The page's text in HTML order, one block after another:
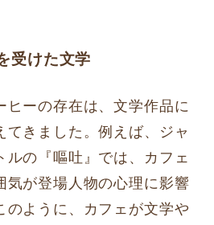
受けた文学
ヒーの存在は、文学作品に
てきました。例えば、ジャ
ルの『嘔吐』では、カフェ
気が登場人物の心理に影響
のように、カフェが文学や